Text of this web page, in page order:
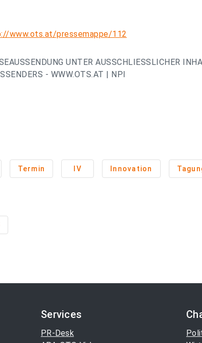
www.ots.at/pressemappe/112
UNTER AUSSCHLIESSLICHER
- WWW.OTS.AT | NPI
Termin IV Innovation
Services
PR-Desk